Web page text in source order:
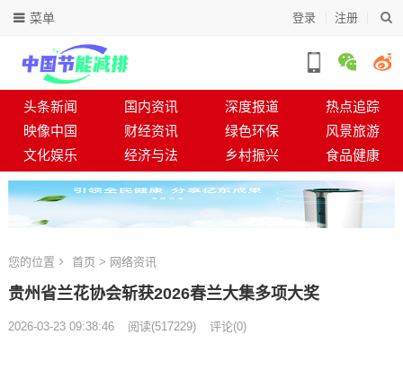
登录 注册
菜单
头条新闻 国内资讯 深度报道
热点追踪
映像中国
财经资讯 绿色环保
风景旅游
文化娱乐
经济与法 乡村振兴 食品健康
您的位置 首页 > 网络资讯
贵州省兰花协会斩获2026春兰大集多项大奖
2026-03-23 09:38:46 阅读(517229) 评论(0)